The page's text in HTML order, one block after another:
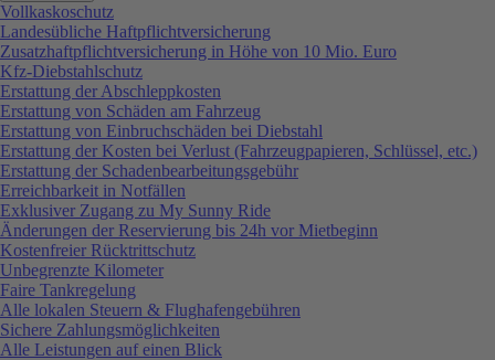
Vollkaskoschutz
Landesübliche Haftpflichtversicherung
Zusatzhaftpflichtversicherung in Höhe von 10 Mio. Euro
Kfz-Diebstahlschutz
Erstattung der Abschleppkosten
Erstattung von Schäden am Fahrzeug
Erstattung von Einbruchschäden bei Diebstahl
Erstattung der Kosten bei Verlust (Fahrzeugpapieren, Schlüssel, etc.)
Erstattung der Schadenbearbeitungsgebühr
Erreichbarkeit in Notfällen
Exklusiver Zugang zu My Sunny Ride
Änderungen der Reservierung bis 24h vor Mietbeginn
Kostenfreier Rücktrittschutz
Unbegrenzte Kilometer
Faire Tankregelung
Alle lokalen Steuern & Flughafengebühren
Sichere Zahlungsmöglichkeiten
Alle Leistungen auf einen Blick